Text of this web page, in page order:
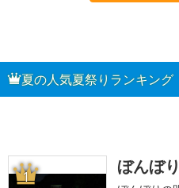
夏の人気夏祭りランキング
1 ぼんぼ